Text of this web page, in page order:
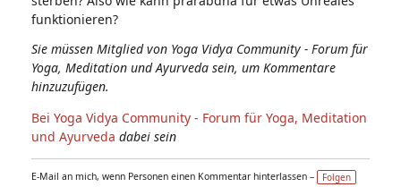
funktionieren?
Sie müssen Mitglied von Yoga Vidya Community - Forum für
Yoga, Meditation und Ayurveda sein, um Kommentare
hinzuzufügen.
Bei Yoga Vidya Community - Forum für Yoga, Meditation
und Ayurveda dabei sein
E-Mail an mich, wenn Personen einen Kommentar hinterlassen – Folgen